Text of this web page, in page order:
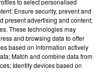
SE FAIRE
RESSORT DE LA...
la clinique qui a
to select personalised
Ensure security, prevent and
present advertising and content;
These technologies may
and browsing data to offer
based on information actively
Match and combine data from
Identify devices based on